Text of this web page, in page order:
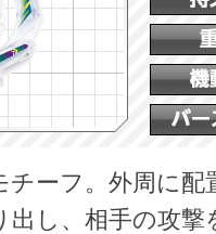
チーフ。外周に
出し、相手の攻